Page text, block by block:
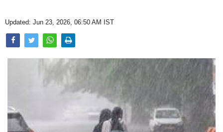
Photo Gallery
Home
Updated: Jun 23, 2026, 06:50 AM IST